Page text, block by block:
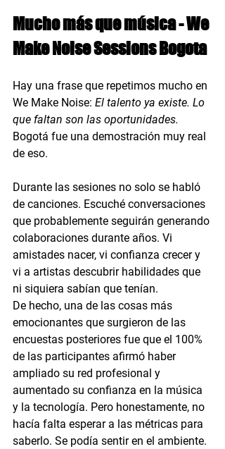
Mucho más que música - We
Make Noise Sessions Bogota
Hay una frase que repetimos mucho en
We Make Noise: El talento ya existe. Lo
que faltan son las oportunidades.
Bogotá fue una demostración muy real
de eso.
Durante las sesiones no solo se habló
de canciones. Escuché conversaciones
que probablemente seguirán generando
colaboraciones durante años. Vi
amistades nacer, vi confianza crecer y
vi a artistas descubrir habilidades que
ni siquiera sabían que tenían.
De hecho, una de las cosas más
emocionantes que surgieron de las
encuestas posteriores fue que el 100%
de las participantes afirmó haber
ampliado su red profesional y
aumentado su confianza en la música
y la tecnología. Pero honestamente, no
hacía falta esperar a las métricas para
saberlo. Se podía sentir en el ambiente.